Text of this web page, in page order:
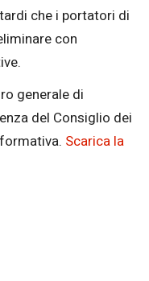
che i portatori di
con
generale di
del Consiglio dei
Scarica la